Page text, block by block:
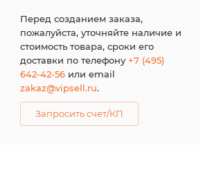
Перед созданием заказа,
пожалуйста, уточняйте наличие и
стоимость товара, сроки его
доставки по телефону+7 (495)
642-42-56или email
zakaz@vipsell.ru.
Запросить счет/КП